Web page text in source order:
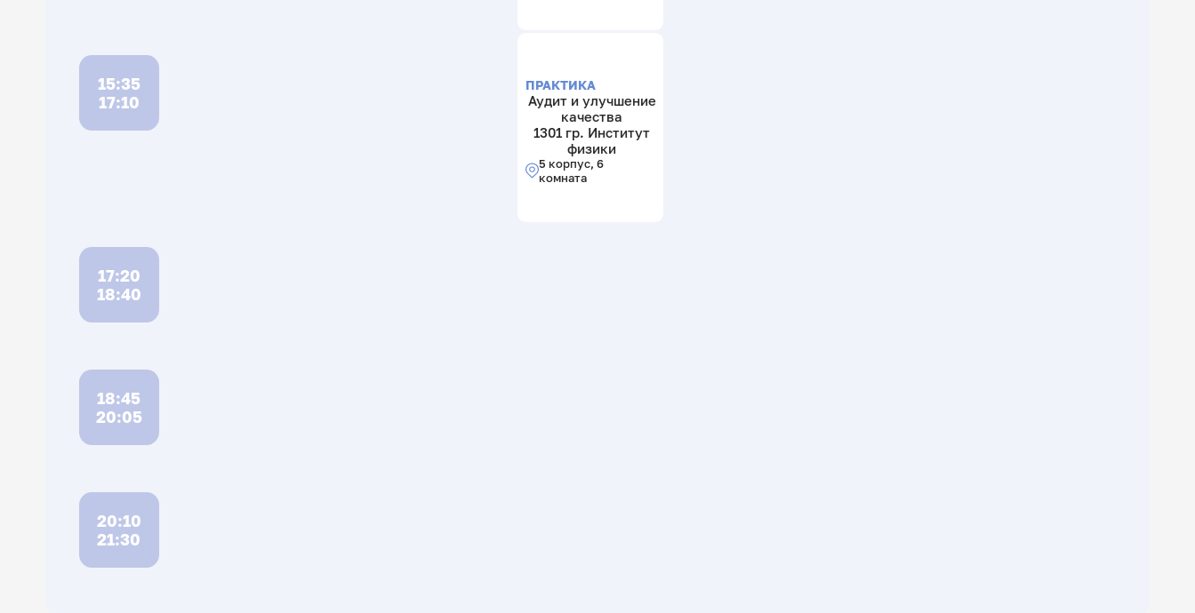
15:35
17:10
ПРАКТИКА
Аудит и улучшение
качества
1301 гр. Институт
физики
5 корпус, 6
комната
17:20
18:40
18:45
20:05
20:10
21:30